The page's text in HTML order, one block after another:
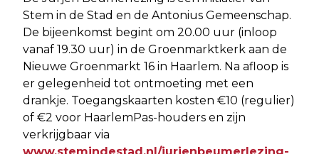
Stem in de Stad en de Antonius Gemeenschap.
De bijeenkomst begint om 20.00 uur (inloop
vanaf 19.30 uur) in de Groenmarktkerk aan de
Nieuwe Groenmarkt 16 in Haarlem. Na afloop is
er gelegenheid tot ontmoeting met een
drankje. Toegangskaarten kosten €10 (regulier)
of €2 voor HaarlemPas-houders en zijn
verkrijgbaar via
www.stemindestad.nl/jurjenbeumerlezing-